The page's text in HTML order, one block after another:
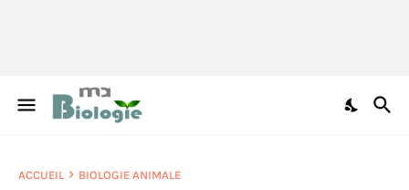
ACCUEIL BIOLOGIE ANIMALE